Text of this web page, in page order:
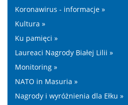
Koronawirus - informacje »
Kultura »
Ku pamięci »
Laureaci Nagrody Białej Lilii »
Monitoring »
NATO in Masuria »
Nagrody i wyróżnienia dla Ełku »